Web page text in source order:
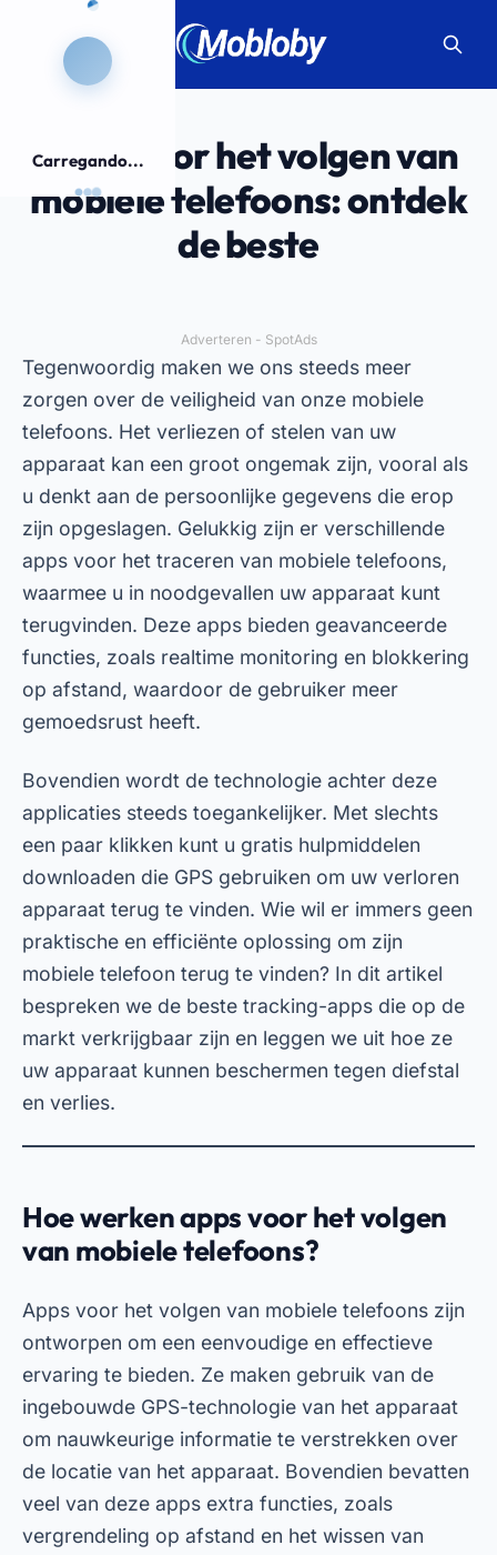
Carregando...
Apps voor het volgen van
mobiele telefoons: ontdek
de beste
Adverteren - SpotAds
Tegenwoordig maken we ons steeds meer
zorgen over de veiligheid van onze mobiele
telefoons. Het verliezen of stelen van uw
apparaat kan een groot ongemak zijn, vooral als
u denkt aan de persoonlijke gegevens die erop
zijn opgeslagen. Gelukkig zijn er verschillende
apps voor het traceren van mobiele telefoons,
waarmee u in noodgevallen uw apparaat kunt
terugvinden. Deze apps bieden geavanceerde
functies, zoals realtime monitoring en blokkering
op afstand, waardoor de gebruiker meer
gemoedsrust heeft.
Bovendien wordt de technologie achter deze
applicaties steeds toegankelijker. Met slechts
een paar klikken kunt u gratis hulpmiddelen
downloaden die GPS gebruiken om uw verloren
apparaat terug te vinden. Wie wil er immers geen
praktische en efficiënte oplossing om zijn
mobiele telefoon terug te vinden? In dit artikel
bespreken we de beste tracking-apps die op de
markt verkrijgbaar zijn en leggen we uit hoe ze
uw apparaat kunnen beschermen tegen diefstal
en verlies.
Hoe werken apps voor het volgen
van mobiele telefoons?
Apps voor het volgen van mobiele telefoons zijn
ontworpen om een eenvoudige en effectieve
ervaring te bieden. Ze maken gebruik van de
ingebouwde GPS-technologie van het apparaat
om nauwkeurige informatie te verstrekken over
de locatie van het apparaat. Bovendien bevatten
veel van deze apps extra functies, zoals
vergrendeling op afstand en het wissen van